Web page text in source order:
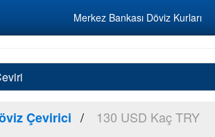
Merkez Bankası Döviz Kurları
Çevirici
130 USD Kaç TRY